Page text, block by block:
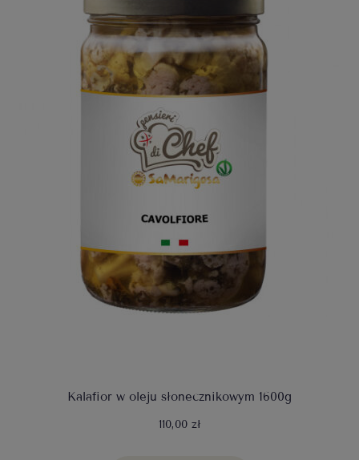
Kalafior w oleju słonecznikowym 1600g
110,00 zł